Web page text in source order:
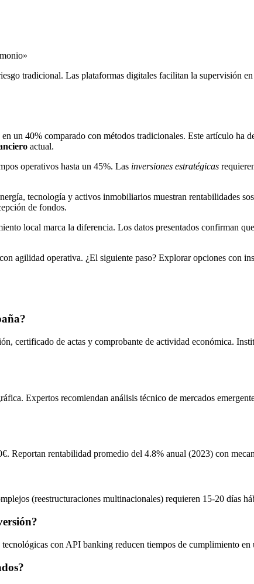
tradicional. Las plataformas digitales facilitan la supervisión
un 40% comparado con métodos tradicionales. Este artículo ha
actual.
operativos hasta un 45%. Las inversiones estratégicas
tecnología y activos inmobiliarios muestran rentabilidades
de fondos.
local marca la diferencia. Los datos presentados confirman
agilidad operativa. ¿El siguiente paso? Explorar opciones con
certificado de actas y comprobante de actividad económica.
Expertos recomiendan análisis técnico de mercados
Reportan rentabilidad promedio del 4.8% anual (2023) con
(reestructuraciones multinacionales) requieren 15-20 días
con API banking reducen tiempos de cumplimiento en